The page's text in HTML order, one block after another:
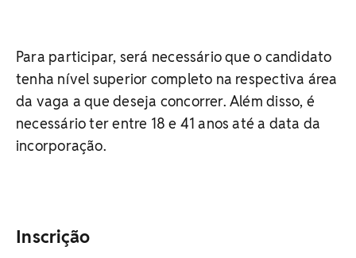
Para participar, será necessário que o candidato
tenha nível superior completo na respectiva área
da vaga a que deseja concorrer. Além disso, é
necessário ter entre 18 e 41 anos até a data da
incorporação.
Inscrição